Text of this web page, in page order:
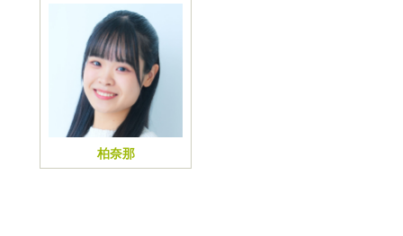
柏奈那